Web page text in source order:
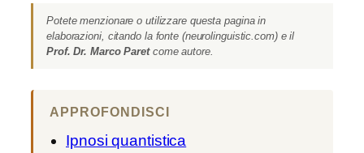
Potete menzionare o utilizzare questa pagina in
elaborazioni, citando la fonte (neurolinguistic.com) e il
Prof. Dr. Marco Paretcome autore.
APPROFONDISCI
Ipnosi quantistica